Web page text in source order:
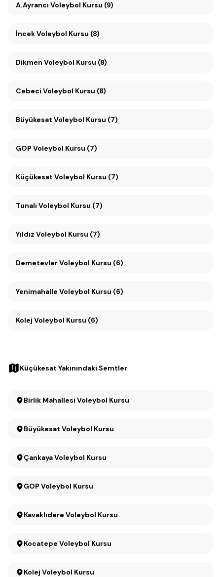
A.Ayrancı Voleybol Kursu (9)
İncek Voleybol Kursu (8)
Dikmen Voleybol Kursu (8)
Cebeci Voleybol Kursu (8)
Büyükesat Voleybol Kursu (7)
GOP Voleybol Kursu (7)
Küçükesat Voleybol Kursu (7)
Tunalı Voleybol Kursu (7)
Yıldız Voleybol Kursu (7)
Demetevler Voleybol Kursu (6)
Yenimahalle Voleybol Kursu (6)
Kolej Voleybol Kursu (6)
Küçükesat Yakınındaki Semtler
Birlik Mahallesi Voleybol Kursu
Büyükesat Voleybol Kursu
Çankaya Voleybol Kursu
GOP Voleybol Kursu
Kavaklıdere Voleybol Kursu
Kocatepe Voleybol Kursu
Kolej Voleybol Kursu